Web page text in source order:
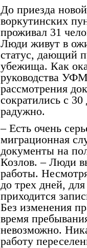
До приезда
воркутинских
проживал 31
Люди живут в
статус, дающий
убежища. Как
руководства
рассмотрения
сократились с
радужно.
– Есть очень
миграционная
документы на
Козлов. – Люди
работы.
до трех дней,
приходится
Без изменения
время
невозможно.
работу